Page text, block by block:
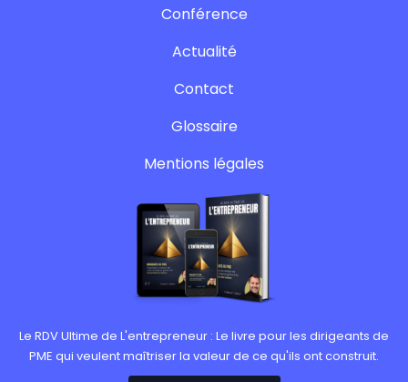
Conférence
Actualité
Contact
Glossaire
Mentions légales
Le RDV Ultime de L'entrepreneur : Le livre pour les dirigeants de
PME qui veulent maîtriser la valeur de ce qu'ils ont construit.